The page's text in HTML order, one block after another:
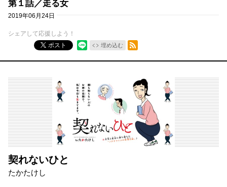
第１話／走る女
2019年06月24日
シェアして応援しよう！
ポスト
埋め込む
RSSフィード
契れないひと
たかたけし